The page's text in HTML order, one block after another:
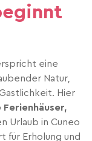
eine
Natur,
Hier
Urlaub in Cuneo
für Erholung und